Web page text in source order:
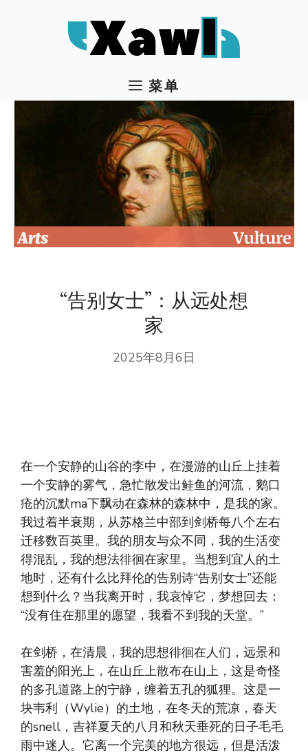
菜单
“告别女士”：从远处想
家
2025年8月6日
在一个安静的山谷的李中，在漫游的山丘上挂着
一个安静的雾气，急忙散发出鲑鱼的河流，鹅口
疮的沉默ma下飘动在森林的森林中，是我的家。
我过着半衰期，从苏格兰中部到剑桥每八个左右
迁移数百英里。我的朋友与众不同，我的生活变
得混乱，我的想法徘徊在家里。当想到宜人的土
地时，还有什么比拜伦的告别诗“告别女士”还能
想到什么？当我离开时，我哀悼它，梦想回去：
“没有住在那里的愿望，我看不到我的天堂。”
在剑桥，在清晨，我的思想徘徊在人们，远景和
害羞的阳光上，在山丘上散布在山上，这是奇怪
的多孔道路上的宁静，缠着五孔的狐狸。这是一
块韦利（Wylie）的土地，在冬天的荒凉，春天
的snell，吉祥夏天的八月和秋天垂死的日子毛毛
雨中迷人。它离一个完美的地方很远，但是活泼